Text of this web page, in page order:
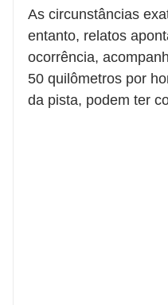
As circunstâncias
entanto, relatos
ocorrência,
50 quilômetros por
da pista, podem ter